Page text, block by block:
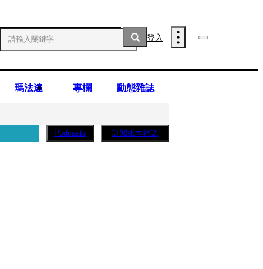
登入
瑪法達 專欄 動態雜誌
Podcasts 訂閱紙本雜誌